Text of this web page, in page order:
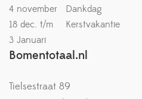
4 november
Dankdag
18 dec. t/m
Kerstvakantie
3 Januari
Bomentotaal.nl
Tielsestraat 89